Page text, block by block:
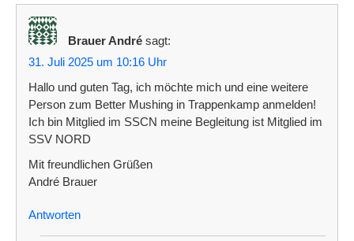
t
i
n
Brauer André sagt:
31. Juli 2025 um 10:16 Uhr
Hallo und guten Tag, ich möchte mich und eine weitere
Person zum Better Mushing in Trappenkamp anmelden!
Ich bin Mitglied im SSCN meine Begleitung ist Mitglied im
SSV NORD
Mit freundlichen Grüßen
André Brauer
Antworten